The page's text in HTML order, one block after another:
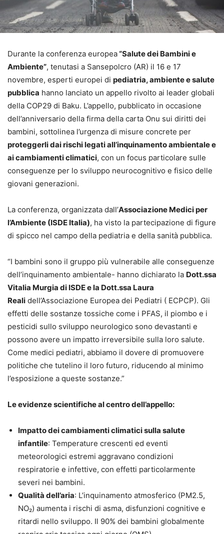
Durante la conferenza europea“Salute dei Bambini e
Ambiente”, tenutasi a Sansepolcro (AR) il 16 e 17
novembre, esperti europei di pediatria, ambiente e salute
pubblica hanno lanciato un appello rivolto ai leader globali
della COP29 di Baku. L’appello, pubblicato in occasione
dell’anniversario della firma della carta Onu sui diritti dei
bambini, sottolinea l’urgenza di misure concrete per
proteggerli dai rischi legati all’inquinamento ambientale e
ai cambiamenti climatici, con un focus particolare sulle
conseguenze per lo sviluppo neurocognitivo e fisico delle
giovani generazioni.
La conferenza, organizzata dall’Associazione Medici per
l’Ambiente (ISDE Italia), ha visto la partecipazione di figure
di spicco nel campo della pediatria e della sanità pubblica.
“I bambini sono il gruppo più vulnerabile alle conseguenze
dell’inquinamento ambientale- hanno dichiarato la Dott.ssa
Vitalia Murgia di ISDE e la Dott.ssa Laura
Reali dell’Associazione Europea dei Pediatri ( ECPCP). Gli
effetti delle sostanze tossiche come i PFAS, il piombo e i
pesticidi sullo sviluppo neurologico sono devastanti e
possono avere un impatto irreversibile sulla loro salute.
Come medici pediatri, abbiamo il dovere di promuovere
politiche che tutelino il loro futuro, riducendo al minimo
l’esposizione a queste sostanze.”
Le evidenze scientifiche al centro dell’appello:
Impatto dei cambiamenti climatici sulla salute
infantile: Temperature crescenti ed eventi
meteorologici estremi aggravano condizioni
respiratorie e infettive, con effetti particolarmente
severi nei bambini.
Qualità dell’aria: L’inquinamento atmosferico (PM2.5,
NO₂) aumenta i rischi di asma, disfunzioni cognitive e
ritardi nello sviluppo. Il 90% dei bambini globalmente